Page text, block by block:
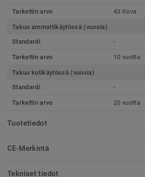
Tarkettin arvo 43 Kova
Takuu ammattikäytössä (vuosia)
Standardi
-
Tarkettin arvo 10 vuotta
Takuu kotikäytössä (vuosia)
Standardi
-
Tarkettin arvo 20 vuotta
Tuotetiedot
CE-Merkintä
Tekniset tiedot